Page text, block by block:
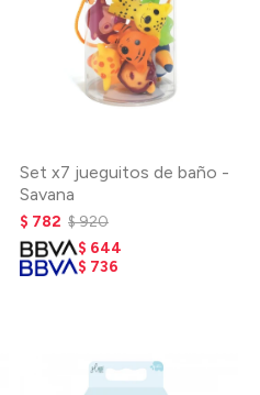
Set x7 jueguitos de baño -
Savana
$ 782 $920
$ 644
$ 736